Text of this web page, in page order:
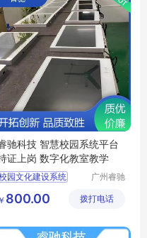
驰科技 智慧校园系统平台
证上岗 数字化教室教学
园文化建设系统
智慧校园电子班牌门牌一体机
媒体电子班牌
广州睿驰
公司
￥ 800.00 拨打电话